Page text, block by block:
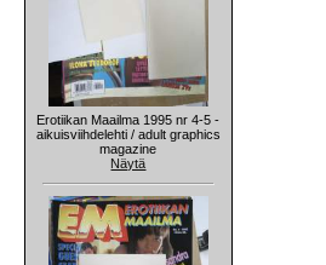
Erotiikan Maailma 1995 nr 4-5 -
aikuisviihdelehti / adult graphics
magazine
Näytä